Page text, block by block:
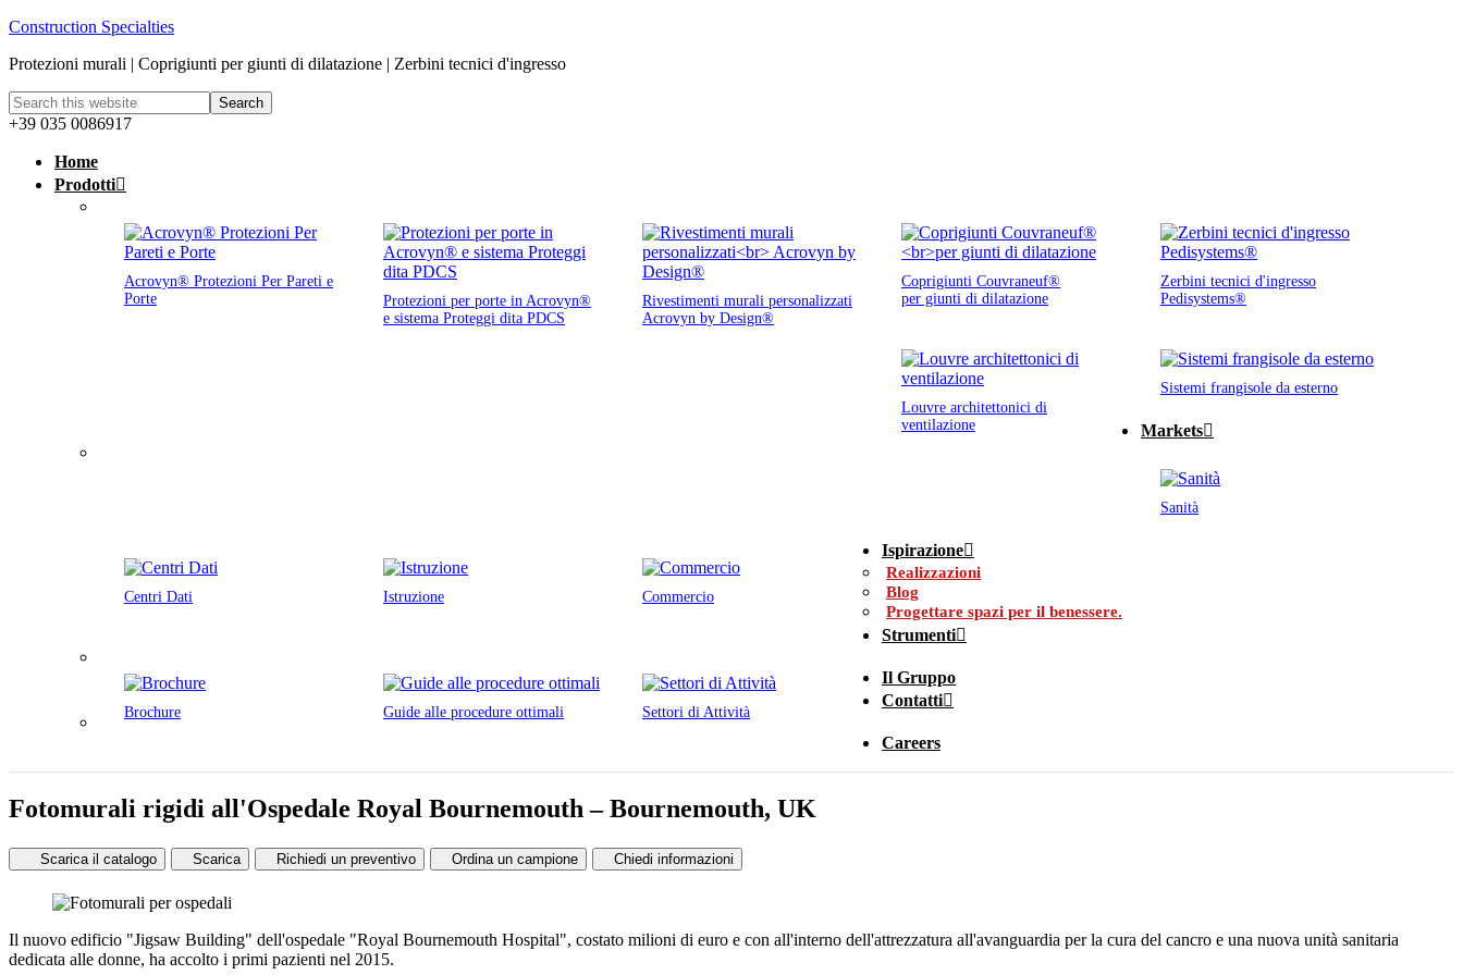
Construction Specialties
Protezioni murali | Coprigiunti per giunti di dilatazione | Zerbini tecnici d'ingresso
+39 035 0086917
Home
Prodotti
Acrovyn® Protezioni Per Pareti e
Porte
Protezioni per porte in Acrovyn®
e sistema Proteggi dita PDCS
Rivestimenti murali personalizzati
Acrovyn by Design®
Coprigiunti Couvraneuf®
per giunti di dilatazione
Zerbini tecnici d'ingresso
Pedisystems®
Louvre architettonici di
ventilazione
Sistemi frangisole da esterno
Markets
Sanità
Centri Dati Istruzione Commercio
Ispirazione
Realizzazioni
Blog
Progettare spazi per il benessere.
Strumenti
Brochure Guide alle procedure ottimali Settori di Attività
Il Gruppo
Contatti
Careers
Fotomurali rigidi all'Ospedale Royal Bournemouth – Bournemouth, UK
Scarica il catalogo Scarica Richiedi un preventivo Ordina un campione Chiedi informazioni
Il nuovo edificio "Jigsaw Building" dell'ospedale "Royal Bournemouth Hospital", costato milioni di euro e con all'interno dell'attrezzatura all'avanguardia per la cura del cancro e una nuova unità sanitaria
dedicata alle donne, ha accolto i primi pazienti nel 2015.